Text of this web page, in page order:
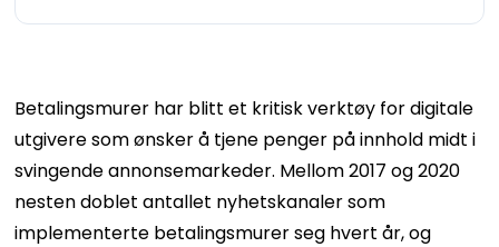
Betalingsmurer har blitt et kritisk verktøy for digitale
utgivere som ønsker å tjene penger på innhold midt i
svingende annonsemarkeder. Mellom 2017 og 2020
nesten doblet antallet nyhetskanaler som
implementerte betalingsmurer seg hvert år, og